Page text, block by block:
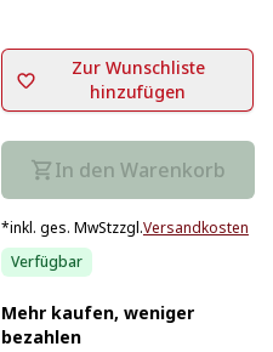
Zur Wunschliste
hinzufügen
In den Warenkorb
*inkl. ges. MwStzzgl.Versandkosten
Verfügbar
Mehr kaufen, weniger
bezahlen